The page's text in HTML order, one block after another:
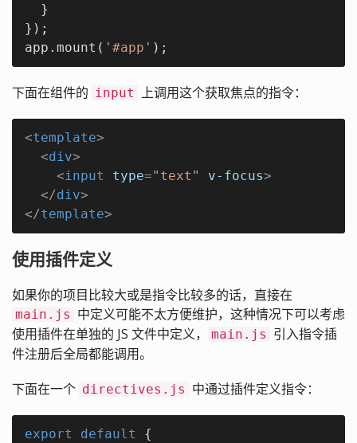
  }
});
app.mount( '#app' );
下面在组件的 input 上调用这个获取焦点的指令：
<template>
<div>
<input type="text" v-focus>
</div>
</template>
使用插件定义
如果你的项目比较大或是指令比较多的话，直接在
main.js 中定义可能不太方便维护，这种情况下可以考虑
使用插件在单独的 JS 文件中定义，
main.js 引入指令插
件注册后全局都能调用。
下面在一个 directives.js 中通过插件定义指令：
export default {